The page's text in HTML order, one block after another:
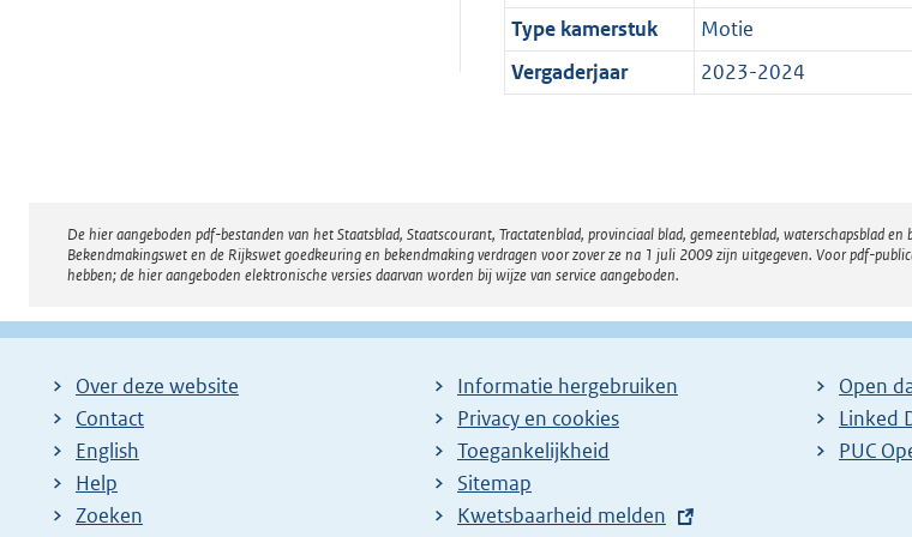
Type kamerstuk
Motie
Vergaderjaar
2023-2024
Disclaimer
De hier aangeboden pdf-bestanden van het Staatsblad, Staatscourant, Tractatenblad, provinciaal blad, gemeenteblad, waterschapsblad
Bekendmakingswet en de Rijkswet goedkeuring en bekendmaking verdragen voor zover ze na 1 juli 2009 zijn uitgegeven. Voor pdf-
hebben; de hier aangeboden elektronische versies daarvan worden bij wijze van service aangeboden.
Over deze website
Contact
English
Help
Zoeken
Informatie hergebruiken
Privacy en cookies
Toegankelijkheid
Sitemap
E
Kwetsbaarheid melden
Open
Linked
PUC